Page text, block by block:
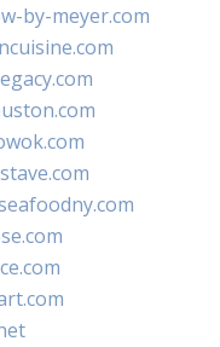
by-meyer.com